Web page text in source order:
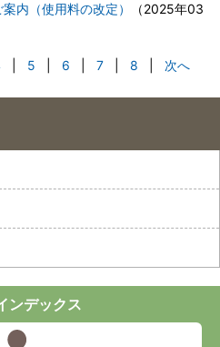
内（使用料の改定）
（2025年03
5 6 7 8 次へ
ンデックス